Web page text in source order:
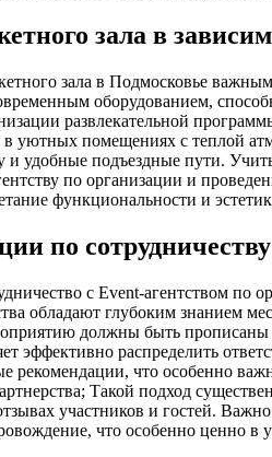
зала в
зала в Подмосковье
оборудованием,
развлекательной
уютных помещениях с теплой
и удобные подъездные пути.
по организации и
функциональности и
по
с Event-агентством по
обладают глубоким знанием
должны быть прописаны
эффективно распределить
рекомендации, что особенно
Такой подход
участников и гостей.
что особенно ценно